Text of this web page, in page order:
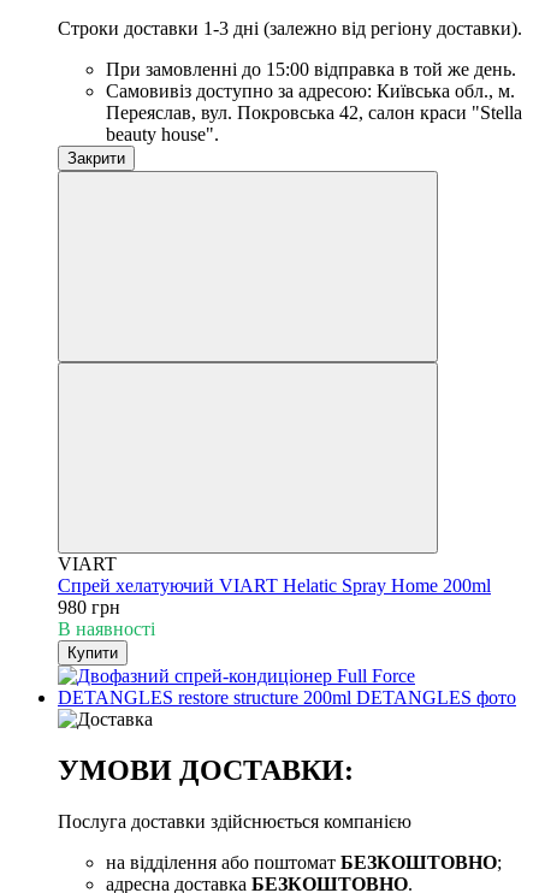
Строки доставки 1-3 дні (залежно від регіону доставки).
При замовленні до 15:00 відправка в той же день.
Самовивіз доступно за адресою: Київська обл., м.
Переяслав, вул. Покровська 42, салон краси "Stella
beauty house".
Закрити
VIART
Спрей хелатуючий VIART Helatic Spray Home 200ml
980 грн
В наявності
Купити
УМОВИ ДОСТАВКИ:
Послуга доставки здійснюється компанією
на відділення або поштомат БЕЗКОШТОВНО;
адресна доставка БЕЗКОШТОВНО.